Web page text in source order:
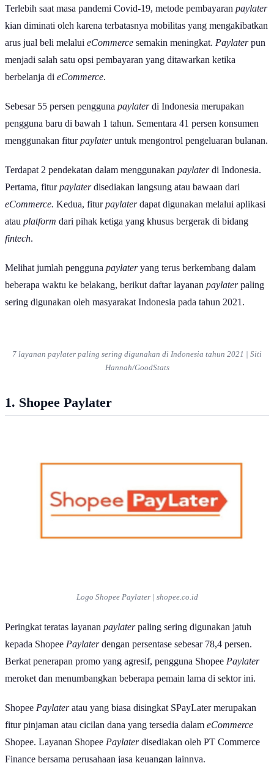
Terlebih saat masa pandemi Covid-19, metode pembayaran paylater
kian diminati oleh karena terbatasnya mobilitas yang mengakibatkan
arus jual beli melalui eCommerce semakin meningkat. Paylaterpun
menjadi salah satu opsi pembayaran yang ditawarkan ketika
berbelanja di eCommerce.
Sebesar 55 persen pengguna paylaterdi Indonesia merupakan
pengguna baru di bawah 1 tahun. Sementara 41 persen konsumen
menggunakan fiturpaylateruntuk mengontrol pengeluaran bulanan.
Terdapat 2 pendekatan dalam menggunakan paylaterdi Indonesia.
Pertama, fiturpaylaterdisediakan langsung atau bawaan dari
eCommerce. Kedua, fiturpaylaterdapat digunakan melalui aplikasi
atau platform dari pihak ketiga yang khusus bergerak di bidang
fintech.
Melihat jumlah pengguna paylateryang terus berkembang dalam
beberapa waktu ke belakang, berikut daftar layanan paylaterpaling
sering digunakan oleh masyarakat Indonesia pada tahun 2021.
7 layanan paylater paling sering digunakan di Indonesia tahun 2021 | Siti
Hannah/GoodStats
1. Shopee Paylater
Logo Shopee Paylater| shopee.co.id
Peringkat teratas layanan paylaterpaling sering digunakan jatuh
kepada Shopee Paylaterdengan persentase sebesar 78,4 persen.
Berkat penerapan promo yang agresif, pengguna Shopee Paylater
meroket dan menumbangkan beberapa pemain lama di sektor ini.
Shopee Paylateratau yang biasa disingkat SPayLater merupakan
fitur pinjaman atau cicilan dana yang tersedia dalam eCommerce
Shopee. Layanan Shopee Paylaterdisediakan oleh PT Commerce
Finance bersama perusahaan jasa keuangan lainnya.